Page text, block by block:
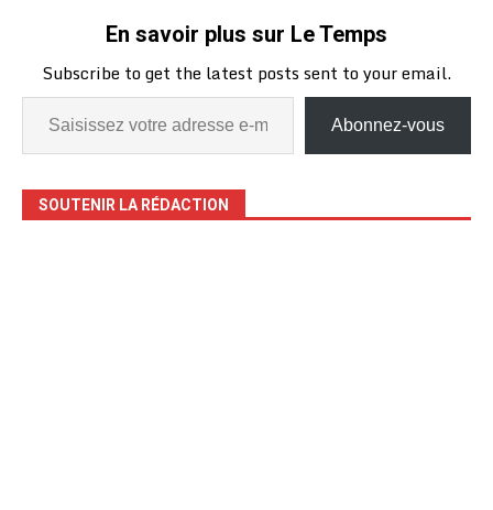
Nigeria. S’adressant aux
qualifié ces spéculations
d’infondées, soulignant
que les États-Unis
étaient…
En savoir plus sur Le Temps
Subscribe to get the latest posts sent to your email.
Abonnez-vous
SOUTENIR LA RÉDACTION